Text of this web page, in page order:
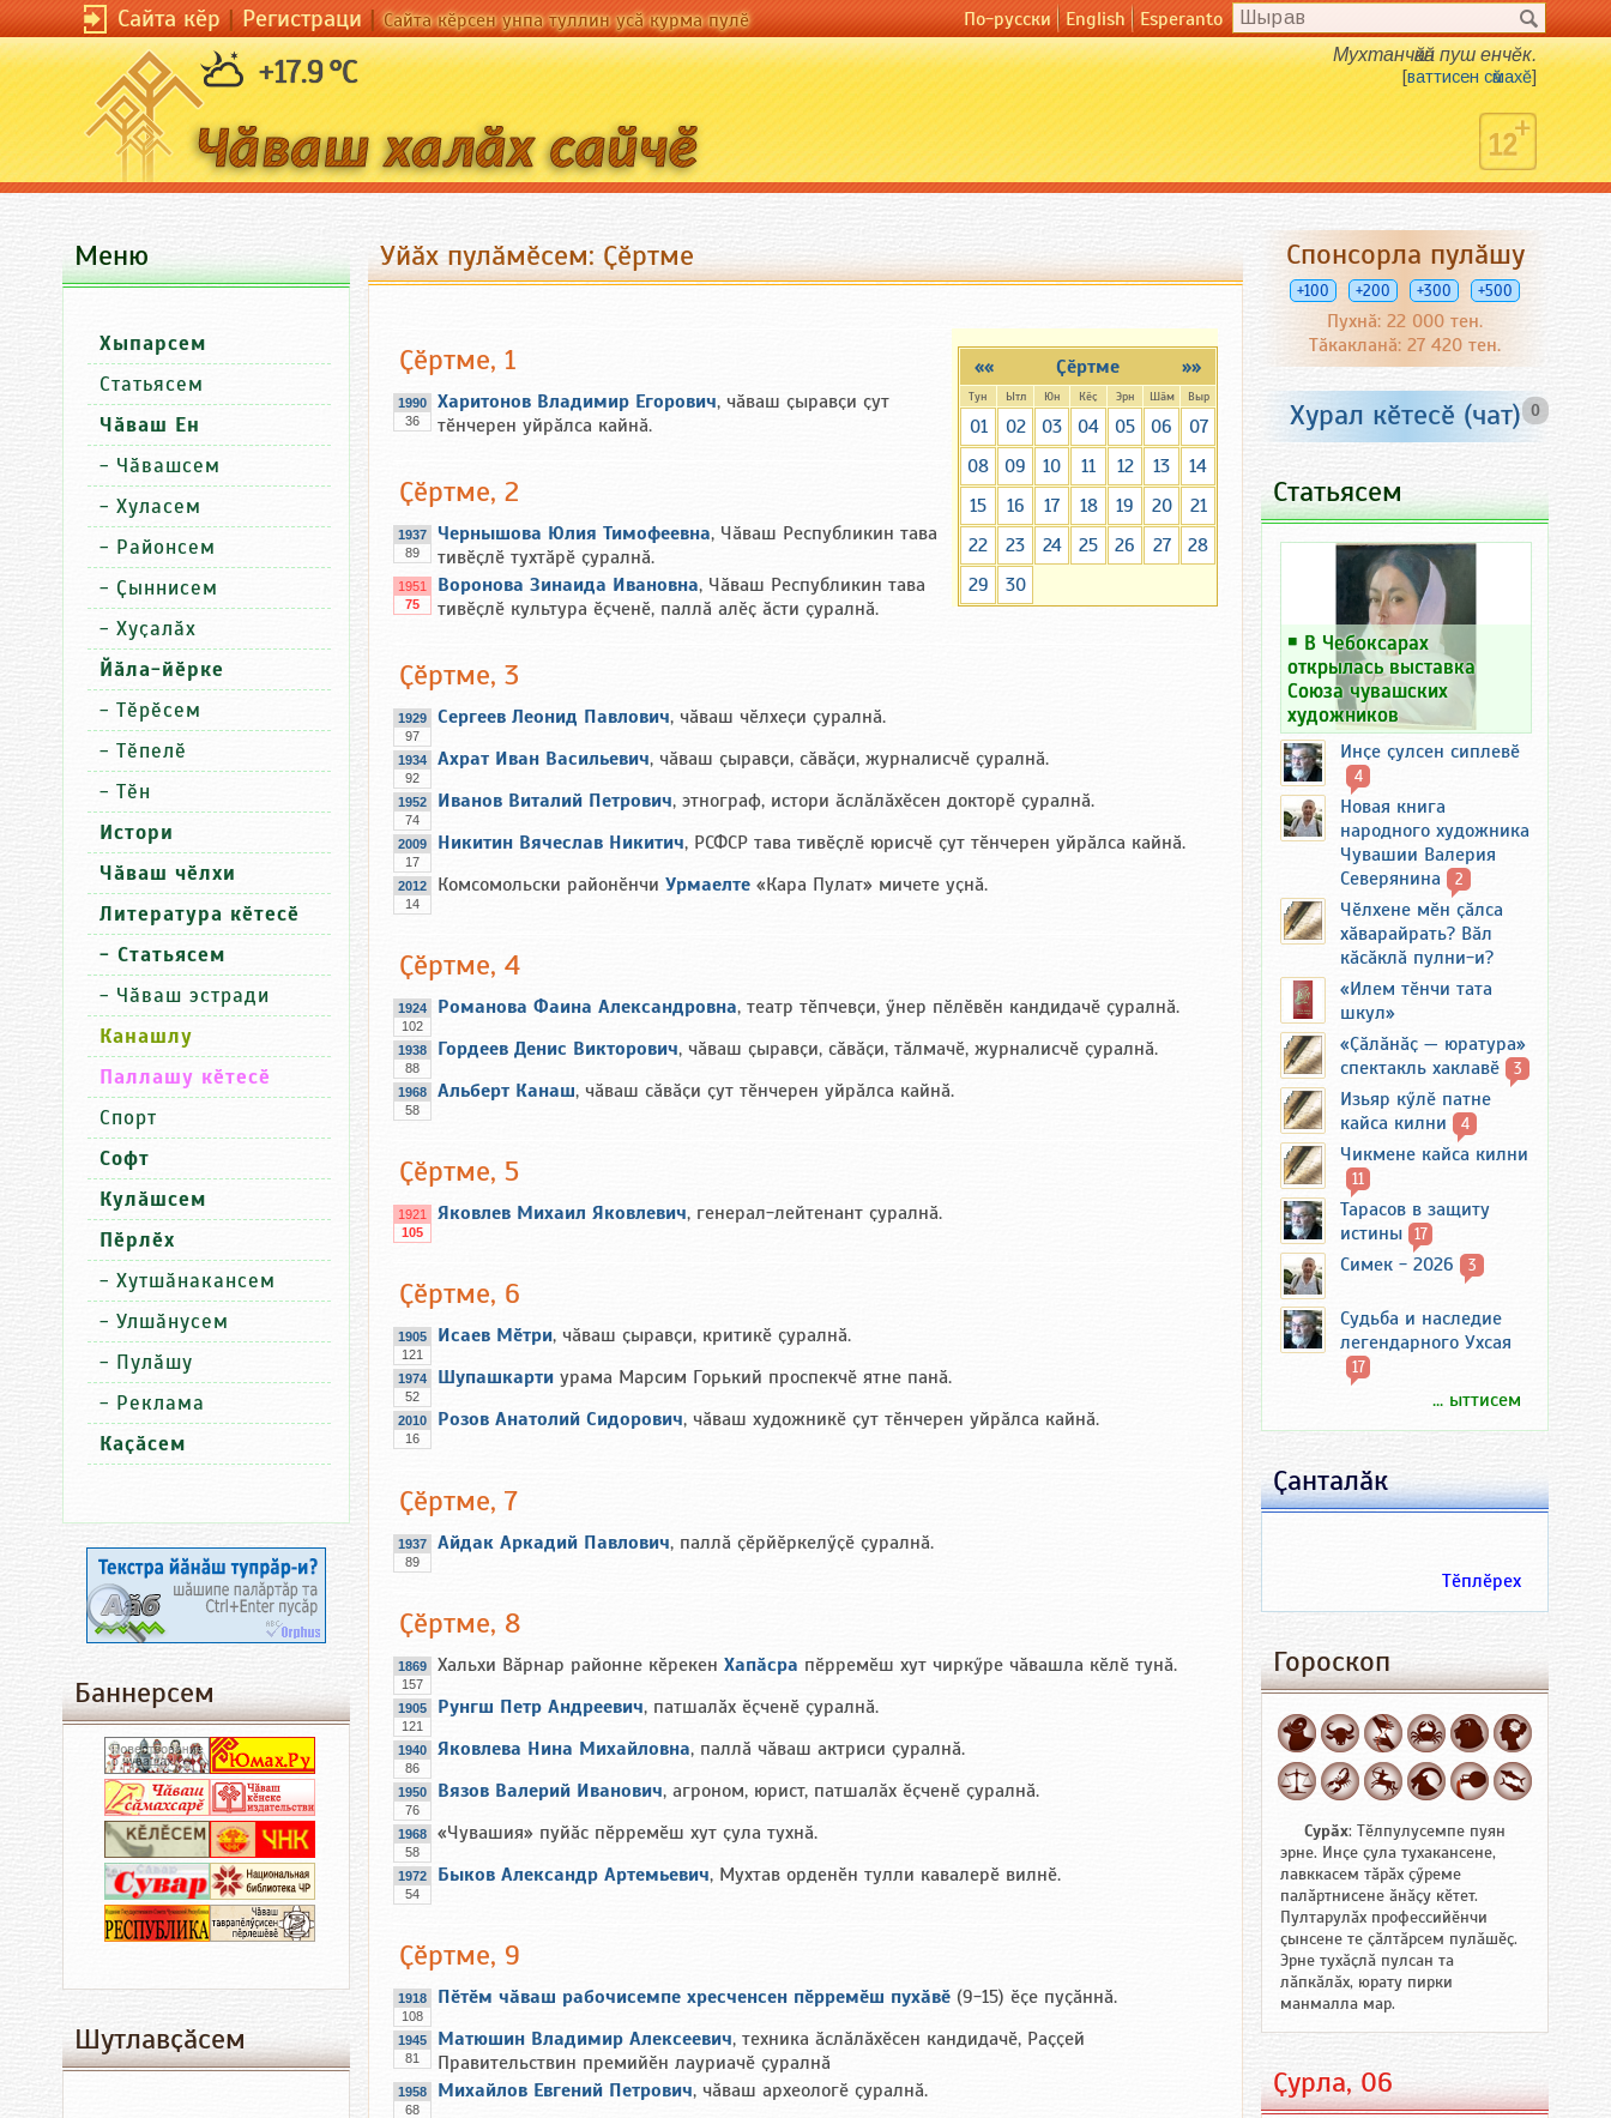
Сайта кӗр|Регистраци|Сайта кӗрсен унпа туллин усӑ курма пулӗ По-русски English Esperanto
+17.9 °C Мухтанчӑкӑн пуш енчӗк.
[ваттисен сӑмахӗ]
Уйӑх пулӑмӗсем: Ҫӗртме
»»
«« Ҫӗртме
Тун Ытл Юн Кӗҫ Эрн Шӑм Выр
01 02 03 04 05 06
07
08
09 10 11 12 13
14
15
16 17 18 19 20
21
22
23 24 25 26 27
28
29
30
Ҫӗртме, 1
1990
36
Харитонов Владимир Eгорович, чӑваш ҫыравҫи ҫут
тӗнчерен уйрӑлса кайнӑ.
Ҫӗртме, 2
1937
89
Чернышова Юлия Тимофеевна, Чӑваш Республикин тава
тивӗҫлӗ тухтӑрӗ ҫуралнӑ.
1951
75
Воронова Зинаида Ивановна, Чӑваш Республикин тава
тивӗҫлӗ культура ӗҫченӗ, паллӑ алӗҫ ӑсти ҫуралнӑ.
Ҫӗртме, 3
1929
97
Сергеев Леонид Павлович, чӑваш чӗлхеҫи ҫуралнӑ.
1934
92
Ахрат Иван Васильевич, чӑваш ҫыравҫи, сӑвӑҫи, журналисчӗ ҫуралнӑ.
1952
74
Иванов Виталий Петрович, этнограф, истори ӑслӑлӑхӗсен докторӗ ҫуралнӑ.
2009
17
Никитин Вячеслав Никитич, РСФСР тава тивӗҫлӗ юрисчӗ ҫут тӗнчерен уйрӑлса кайнӑ.
2012
14
Комсомольски районӗнчи Урмаелте «Кара Пулат» мичете уҫнӑ.
Ҫӗртме, 4
1924
102
Романова Фаина Александровна, театр тӗпчевҫи, ӳнер пӗлӗвӗн кандидачӗ ҫуралнӑ.
1938
88
Гордеев Денис Викторович, чӑваш ҫыравҫи, сӑвӑҫи, тӑлмачӗ, журналисчӗ ҫуралнӑ.
1968
58
Альберт Канаш, чӑваш сӑвӑҫи ҫут тӗнчерен уйрӑлса кайнӑ.
Ҫӗртме, 5
1921
105
Яковлев Михаил Яковлевич, генерал-лейтенант ҫуралнӑ.
Ҫӗртме, 6
1905
121
Исаев Мӗтри, чӑваш ҫыравҫи, критикӗ ҫуралнӑ.
1974
52
Шупашкарти урама Марсим Горький проспекчӗ ятне панӑ.
2010
16
Розов Анатолий Сидорович, чӑваш художникӗ ҫут тӗнчерен уйрӑлса кайнӑ.
Ҫӗртме, 7
1937
89
Айдак Аркадий Павлович, паллӑ ҫӗрйӗркелӳҫӗ ҫуралнӑ.
Ҫӗртме, 8
1869
157
Хальхи Вӑрнар районне кӗрекен Хапӑсра пӗрремӗш хут чиркӳре чӑвашла кӗлӗ тунӑ.
1905
121
Рунгш Петр Андреевич, патшалӑх ӗҫченӗ ҫуралнӑ.
1940
86
Яковлева Нина Михайловна, паллӑ чӑваш актриси ҫуралнӑ.
1950
76
Вязов Валерий Иванович, агроном, юрист, патшалӑх ӗҫченӗ ҫуралнӑ.
1968
58
«Чувашия» пуйӑс пӗрремӗш хут ҫула тухнӑ.
1972
54
Быков Александр Артемьевич, Мухтав орденӗн тулли кавалерӗ вилнӗ.
Ҫӗртме, 9
1918
108
Пӗтӗм чӑваш рабочисемпе хресченсен пӗрремӗш пухӑвӗ (9-15) ӗҫе пуҫӑннӑ.
1945
81
Матюшин Владимир Алексеевич, техника ӑслӑлӑхӗсен кандидачӗ, Раҫҫей
Правительствин премийӗн лауриачӗ ҫуралнӑ
1958
68
Михайлов Евгений Петрович, чӑваш археологӗ ҫуралнӑ.
Меню
Хыпарсем
Статьясем
Чӑваш Ен
- Чӑвашсем
- Хуласем
- Районсем
- Ҫыннисем
- Хуҫалӑх
Йӑла-йӗрке
- Тӗрӗсем
- Тӗпелӗ
- Тӗн
Истори
Чӑваш чӗлхи
Литература кӗтесӗ
- Статьясем
- Чӑваш эстради
Канашлу
Паллашу кӗтесӗ
Спорт
Софт
Кулӑшсем
Пӗрлӗх
- Хутшӑнакансем
- Улшӑнусем
- Пулӑшу
- Реклама
Каҫӑсем
Баннерсем
Шутлавҫӑсем
Спонсорла пулӑшу
+100 +200 +300 +500
Пухнӑ: 22 000 тен.
Тӑкакланӑ: 27 420 тен.
0
Хурал кӗтесӗ (чат)
Статьясем
￭ В Чебоксарах
открылась выставка
Союза чувашских
художников
Инҫе ҫулсен сиплевӗ
4
Новая книга
народного художника
Чувашии Валерия
Северянина
2
Чӗлхене мӗн ҫӑлса
хӑварайрать? Вӑл
кӑсӑклӑ пулни-и?
«Илем тӗнчи тата
шкул»
«Ҫӑлӑнӑҫ — юратура»
спектакль хаклавӗ
3
Изьяр кӳлӗ патне
кайса килни
4
Чикмене кайса килни
11
Тарасов в защиту
истины 17
Симек - 2026 3
Судьба и наследие
легендарного Ухсая
17
... ыттисем
Ҫанталӑк
Тӗплӗрех
Гороскоп
Сурӑх: Тӗлпулусемпе пуян
эрне. Инҫе ҫула тухакансене,
лавккасем тӑрӑх ҫӳреме
палӑртнисене ӑнӑҫу кӗтет.
Пултарулӑх профессийӗнчи
ҫынсене те ҫӑлтӑрсем пулӑшӗҫ.
Эрне тухӑҫлӑ пулсан та
лӑпкӑлӑх, юрату пирки
манмалла мар.
Ҫурла, 06